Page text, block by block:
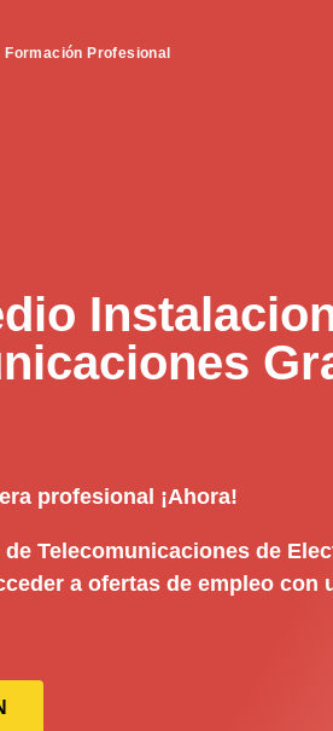
Formación Profesional
profesional ¡Ahora!
Telecomunicaciones de
a ofertas de empleo